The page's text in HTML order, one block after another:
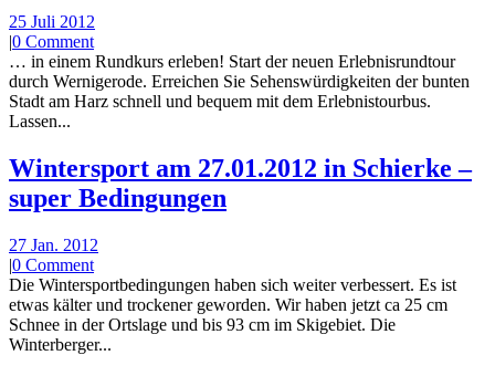
25 Juli 2012
|0 Comment
… in einem Rundkurs erleben! Start der neuen Erlebnisrundtour
durch Wernigerode. Erreichen Sie Sehenswürdigkeiten der bunten
Stadt am Harz schnell und bequem mit dem Erlebnistourbus.
Lassen...
Wintersport am 27.01.2012 in Schierke –
super Bedingungen
27 Jan. 2012
|0 Comment
Die Wintersportbedingungen haben sich weiter verbessert. Es ist
etwas kälter und trockener geworden. Wir haben jetzt ca 25 cm
Schnee in der Ortslage und bis 93 cm im Skigebiet. Die
Winterberger...